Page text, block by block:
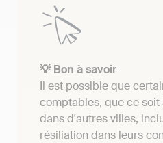
💡 Bon à savoir
Il est possible que
comptables, que ce soit
dans d'autres villes,
résiliation dans leurs